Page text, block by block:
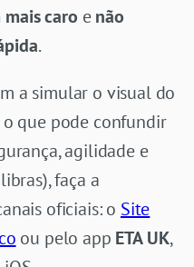
caro enão
.
a simular o visual do
que pode confundir
agilidade e
faça a
oficiais: o Site
ou pelo app ETA UK,